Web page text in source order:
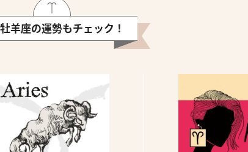
羊座の運勢もチェック！